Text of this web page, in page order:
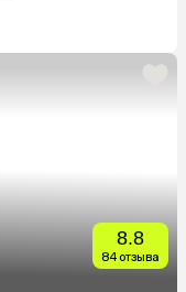
8.8
84 отзыва